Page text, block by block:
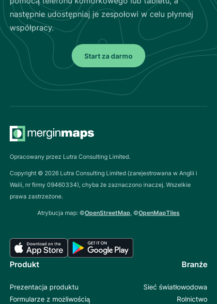
następnie udostępniaj je zespołowi w celu płynnej
współpracy.
Start za darmo
Opracowany przez Lutra Consulting Limited.
Copyright © 2026 Lutra Consulting Limited (zarejestrowana w Anglii i
Walii, nr firmy 09460334), chyba że zaznaczono inaczej. Wszelkie
prawa zastrzeżone.
Atrybucja map: ©OpenStreetMap, ©OpenMapTiles
Produkt
Prezentacja produktu
Formularze z możliwością
Branże
Sieć światłowodowa
Rolnictwo